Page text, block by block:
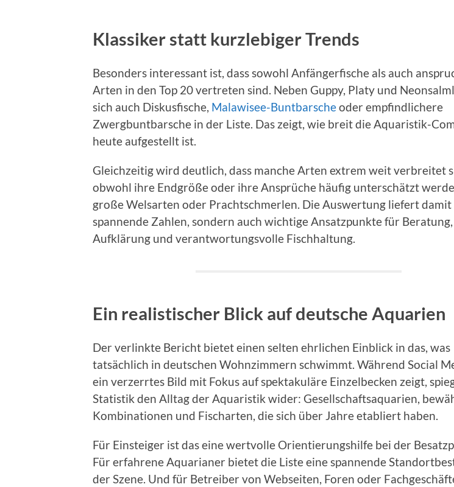
Klassiker statt kurzlebiger Trends
Besonders interessant ist, dass sowohl Anfängerfische als auch
Arten in den Top 20 vertreten sind. Neben Guppy, Platy und
sich auch Diskusfische, Malawisee-Buntbarscheoder empfindlichere
Zwergbuntbarsche in der Liste. Das zeigt, wie breit die Aquaristik-
heute aufgestellt ist.
Gleichzeitig wird deutlich, dass manche Arten extrem weit verbreitet
obwohl ihre Endgröße oder ihre Ansprüche häufig unterschätzt
große Welsarten oder Prachtschmerlen. Die Auswertung liefert
spannende Zahlen, sondern auch wichtige Ansatzpunkte für Beratung,
Aufklärung und verantwortungsvolle Fischhaltung.
Ein realistischer Blick auf deutsche Aquarien
Der verlinkte Bericht bietet einen selten ehrlichen Einblick in das, was
tatsächlich in deutschen Wohnzimmern schwimmt. Während Social
ein verzerrtes Bild mit Fokus auf spektakuläre Einzelbecken zeigt,
Statistik den Alltag der Aquaristik wider: Gesellschaftsaquarien,
Kombinationen und Fischarten, die sich über Jahre etabliert haben.
Für Einsteiger ist das eine wertvolle Orientierungshilfe bei der
Für erfahrene Aquarianer bietet die Liste eine spannende
der Szene. Und für Betreiber von Webseiten, Foren oder